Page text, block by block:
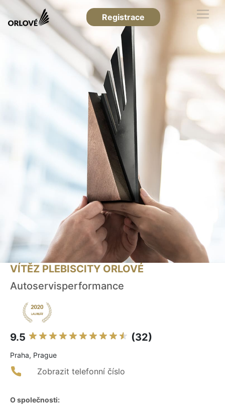
Registrace
VÍTĚZ PLEBISCITY ORLOVÉ
Autoservisperformance
9.5 (32)
Praha, Prague
Zobrazit telefonní číslo
O společnosti: